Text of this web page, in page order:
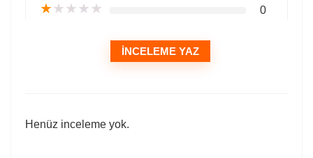
★★★★★ 0
İNCELEME YAZ
Henüz inceleme yok.